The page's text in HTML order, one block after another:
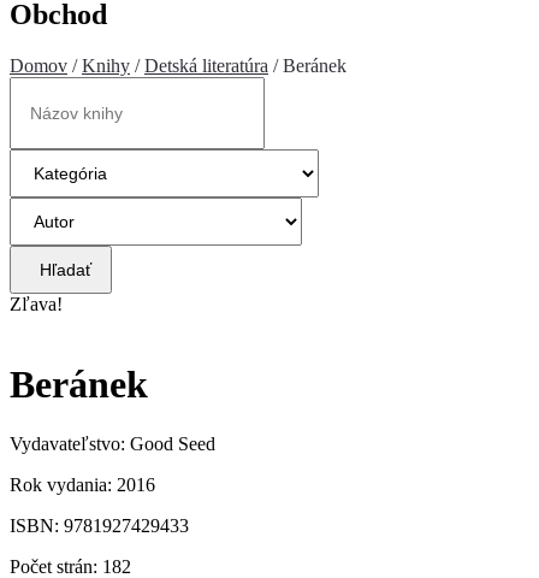
Obchod
Domov /Knihy /Detská literatúra / Beránek
Hľadať
Zľava!
Beránek
Vydavateľstvo: Good Seed
Rok vydania: 2016
ISBN: 9781927429433
Počet strán: 182